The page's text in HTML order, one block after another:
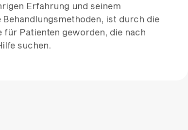
Erfahrung und seinem
ist durch die
Patienten geworden, die nach
suchen.